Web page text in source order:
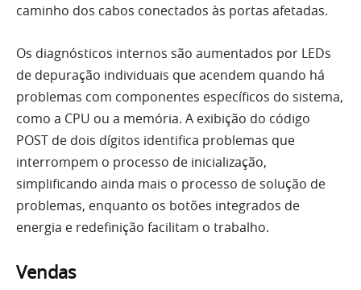
caminho dos cabos conectados às portas afetadas.
Os diagnósticos internos são aumentados por LEDs
de depuração individuais que acendem quando há
problemas com componentes específicos do sistema,
como a CPU ou a memória. A exibição do código
POST de dois dígitos identifica problemas que
interrompem o processo de inicialização,
simplificando ainda mais o processo de solução de
problemas, enquanto os botões integrados de
energia e redefinição facilitam o trabalho.
Vendas